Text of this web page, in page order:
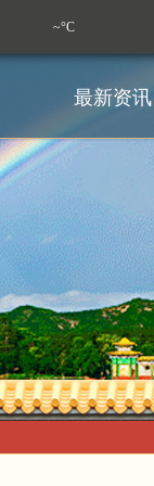
~°C
最新资讯